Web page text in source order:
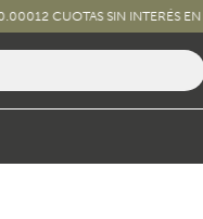
SIN INTERÉS EN PEDIDOS